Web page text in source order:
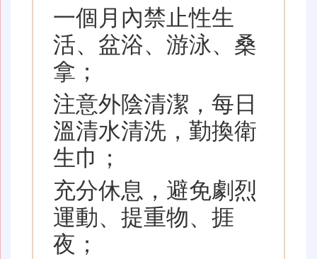
一個月內禁止性生
活、盆浴、游泳、桑
拿；
注意外陰清潔，每日
溫清水清洗，勤換衛
生巾；
充分休息，避免劇烈
運動、提重物、捱
夜；